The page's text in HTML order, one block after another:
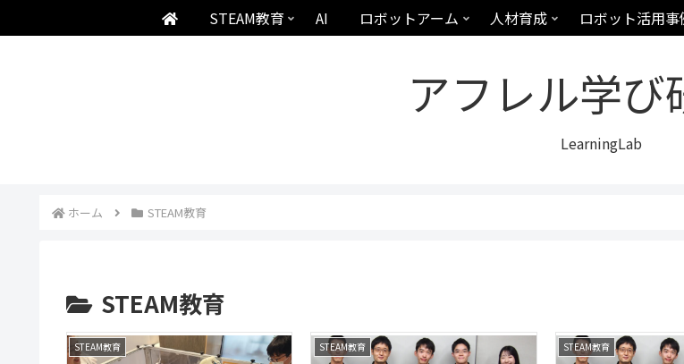
アフレル学び
LearningLab
STEAM教育 AI ロボットアーム 人材育成 ロボット活用事
ホーム STEAM教育
STEAM教育
STEAM教育 STEAM教育 STEAM教育